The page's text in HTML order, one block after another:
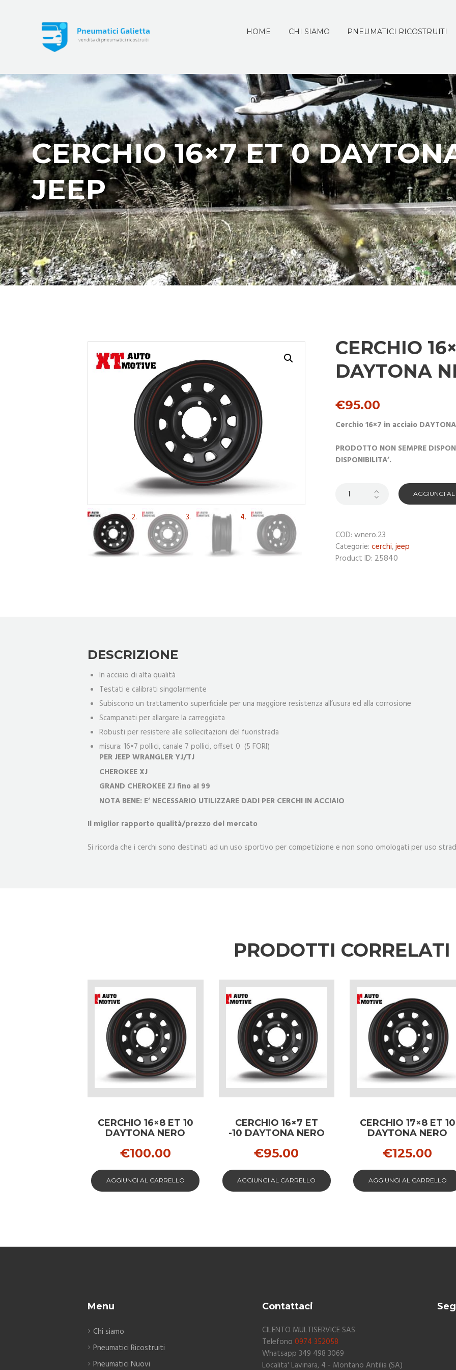
HOME CHI SIAMO PNEUMATICI RICOSTRUITI
CERCHIO 16×7 ET 0
JEEP
CERCHIO
DAYTONA
€95.00
Cerchio 16×7 in acciaio
PRODOTTO NON SEMPRE
DISPONIBILITA’.
AGGIUNGI
COD: wnero.23
Categorie: cerchi,jeep
Product ID: 25840
DESCRIZIONE
In acciaio di alta qualità
Testati e calibrati singolarmente
Subiscono un trattamento superficiale per una maggiore resistenza all’usura ed alla corrosione
Scampanati per allargare la carreggiata
Robusti per resistere alle sollecitazioni del fuoristrada
misura: 16×7 pollici, canale 7 pollici, offset 0 (5 FORI)
PER JEEP WRANGLER YJ/TJ
CHEROKEE XJ
GRAND CHEROKEE ZJ fino al 99
NOTA BENE: E’ NECESSARIO UTILIZZARE DADI PER CERCHI IN ACCIAIO
Il miglior rapporto qualità/prezzo del mercato
Si ricorda che i cerchi sono destinati ad un uso sportivo per competizione e non sono omologati per uso
PRODOTTI CORRELATI
CERCHIO 16×8 ET 10
DAYTONA NERO
€100.00
AGGIUNGI AL CARRELLO
CERCHIO 16×7 ET
-10 DAYTONA NERO
€95.00
AGGIUNGI AL CARRELLO
CERCHIO 17×8 ET 10
DAYTONA NERO
€125.00
AGGIUNGI AL CARRELLO
Menu
Chi siamo
Pneumatici Ricostruiti
Pneumatici Nuovi
Contattaci
CILENTO MULTISERVICE SAS
Telefono0974 352058
Whatsapp 349 498 3069
Localita' Lavinara, 4 - Montano Antilia (SA)